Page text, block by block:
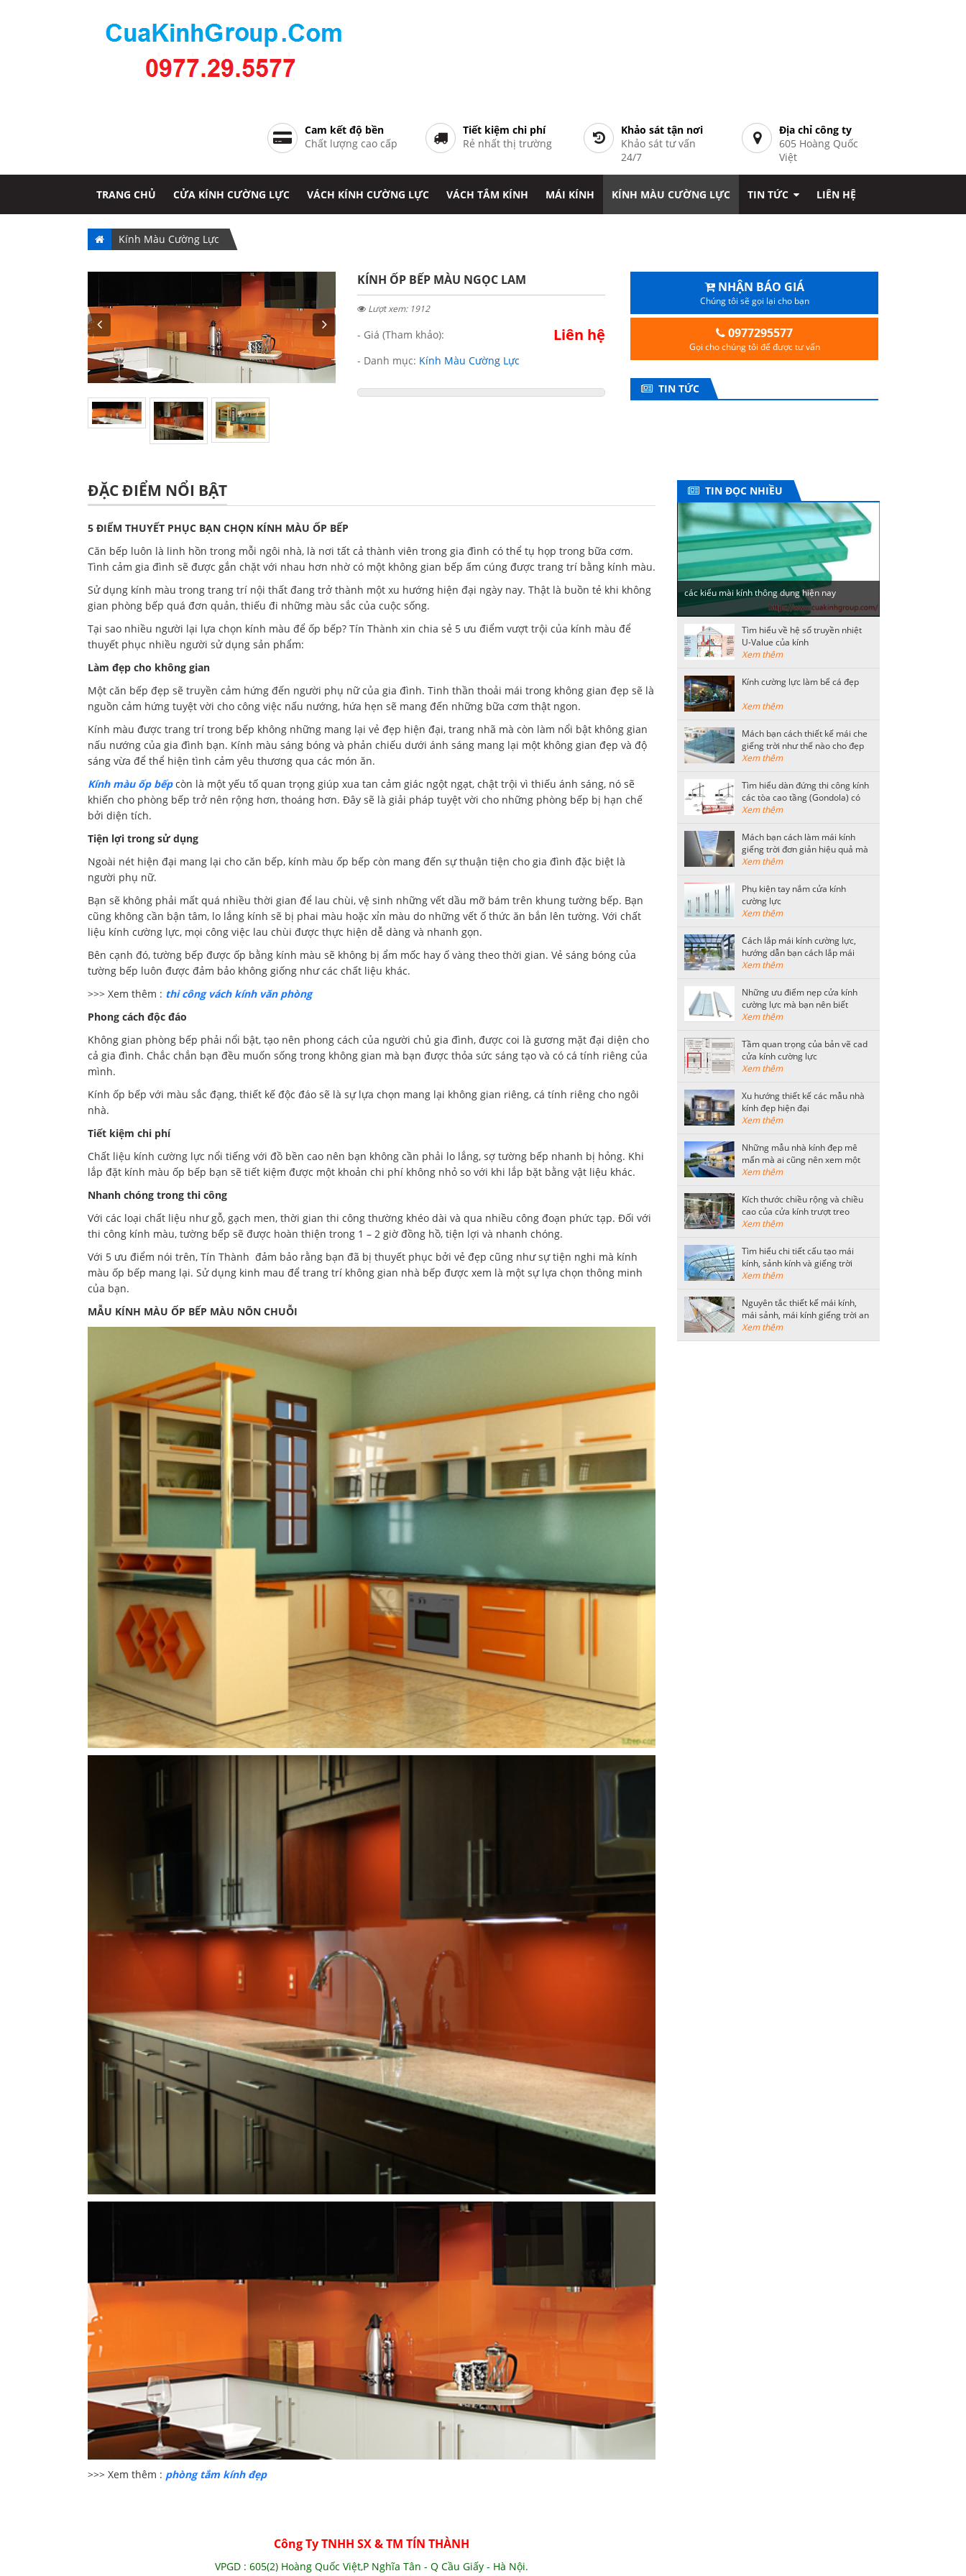
Cam kết độ bền
Chất lượng cao cấp
Tiết kiệm chi phí
Rẻ nhất thị trường
Khảo sát tận nơi
Khảo sát tư vấn
24/7
Địa chỉ công ty
605 Hoàng Quốc
Việt
TRANG CHỦ CỬA KÍNH CƯỜNG LỰC VÁCH KÍNH CƯỜNG LỰC VÁCH TẮM KÍNH MÁI KÍNH KÍNH MÀU CƯỜNG LỰC TIN TỨC LIÊN HỆ
Kính Màu Cường Lực
KÍNH ỐP BẾP MÀU NGỌC LAM
Lượt xem: 1912
- Giá (Tham khảo): Liên hệ
- Danh mục: Kính Màu Cường Lực
NHẬN BÁO GIÁ
Chúng tôi sẽ gọi lại cho bạn
0977295577
Gọi cho chúng tôi để được tư vấn
TIN TỨC
ĐẶC ĐIỂM NỔI BẬT
5 ĐIỂM THUYẾT PHỤC BẠN CHỌN KÍNH MÀU ỐP BẾP
Căn bếp luôn là linh hồn trong mỗi ngôi nhà, là nơi tất cả thành viên trong gia đình có thể tụ họp trong bữa cơm.
Tình cảm gia đình sẽ được gắn chặt với nhau hơn nhờ có một không gian bếp ấm cúng được trang trí bằng kính màu.
Sử dụng kính màu trong trang trí nội thất đang trở thành một xu hướng hiện đại ngày nay. Thật là buồn tẻ khi không
gian phòng bếp quá đơn quản, thiếu đi những màu sắc của cuộc sống.
Tại sao nhiều người lại lựa chọn kính màu để ốp bếp? Tín Thành xin chia sẻ 5 ưu điểm vượt trội của kính màu để
thuyết phục nhiều người sử dụng sản phẩm:
Làm đẹp cho không gian
Một căn bếp đẹp sẽ truyền cảm hứng đến người phụ nữ của gia đình. Tinh thần thoải mái trong không gian đẹp sẽ là
nguồn cảm hứng tuyệt vời cho công việc nấu nướng, hứa hẹn sẽ mang đến những bữa cơm thật ngon.
Kính màu được trang trí trong bếp không những mang lại vẻ đẹp hiện đại, trang nhã mà còn làm nổi bật không gian
nấu nướng của gia đình bạn. Kính màu sáng bóng và phản chiếu dưới ánh sáng mang lại một không gian đẹp và độ
sáng vừa để thể hiện tình cảm yêu thương qua các món ăn.
Kính màu ốp bếpcòn là một yếu tố quan trọng giúp xua tan cảm giác ngột ngạt, chật trội vì thiếu ánh sáng, nó sẽ
khiến cho phòng bếp trở nên rộng hơn, thoáng hơn. Đây sẽ là giải pháp tuyệt vời cho những phòng bếp bị hạn chế
bởi diện tích.
Tiện lợi trong sử dụng
Ngoài nét hiện đại mang lại cho căn bếp, kính màu ốp bếp còn mang đến sự thuận tiện cho gia đình đặc biệt là
người phụ nữ.
Bạn sẽ không phải mất quá nhiều thời gian để lau chùi, vệ sinh những vết dầu mỡ bám trên khung tường bếp. Bạn
cũng không cần bận tâm, lo lắng kính sẽ bị phai màu hoặc xỉn màu do những vết ố thức ăn bắn lên tường. Với chất
liệu kính cường lực, mọi công việc lau chùi được thực hiện dễ dàng và nhanh gọn.
Bên cạnh đó, tường bếp được ốp bằng kính màu sẽ không bị ẩm mốc hay ố vàng theo thời gian. Vẻ sáng bóng của
tường bếp luôn được đảm bảo không giống như các chất liệu khác.
>>> Xem thêm : thi công vách kính văn phòng
Phong cách độc đáo
Không gian phòng bếp phải nổi bật, tạo nên phong cách của người chủ gia đình, được coi là gương mặt đại diện cho
cả gia đình. Chắc chắn bạn đều muốn sống trong không gian mà bạn được thỏa sức sáng tạo và có cá tính riêng của
mình.
Kính ốp bếp với màu sắc đạng, thiết kế độc đáo sẽ là sự lựa chọn mang lại không gian riêng, cá tính riêng cho ngôi
nhà.
Tiết kiệm chi phí
Chất liệu kính cường lực nổi tiếng với đồ bền cao nên bạn không cần phải lo lắng, sợ tường bếp nhanh bị hỏng. Khi
lắp đặt kính màu ốp bếp bạn sẽ tiết kiệm được một khoản chi phí không nhỏ so với khi lắp bặt bằng vật liệu khác.
Nhanh chóng trong thi công
Với các loại chất liệu như gỗ, gạch men, thời gian thi công thường khéo dài và qua nhiều công đoạn phức tạp. Đối với
thi công kính màu, tường bếp sẽ được hoàn thiện trong 1 – 2 giờ đồng hồ, tiện lợi và nhanh chóng.
Với 5 ưu điểm nói trên, Tín Thành đảm bảo rằng bạn đã bị thuyết phục bởi vẻ đẹp cũng như sự tiện nghi mà kính
màu ốp bếp mang lại. Sử dụng kinh mau để trang trí không gian nhà bếp được xem là một sự lựa chọn thông minh
của bạn.
MẪU KÍNH MÀU ỐP BẾP MÀU NÕN CHUỖI
>>> Xem thêm : phòng tắm kính đẹp
Công Ty TNHH SX & TM TÍN THÀNH
VPGD : 605(2) Hoàng Quốc Việt,P Nghĩa Tân - Q Cầu Giấy - Hà Nội.
TIN ĐỌC NHIỀU
các kiểu mài kính thông dụng hiện nay
Tìm hiểu về hệ số truyền nhiệt
U-Value của kính
Xem thêm
Kính cường lực làm bể cá đẹp
Xem thêm
Mách bạn cách thiết kế mái che
giếng trời như thế nào cho đẹp
Xem thêm
Tìm hiểu dàn đứng thi công kính
các tòa cao tầng (Gondola) có
kết cấu như thế nào?
Xem thêm
Mách bạn cách làm mái kính
giếng trời đơn giản hiệu quả mà
tiết kiệm nhất
Xem thêm
Phụ kiện tay nắm cửa kính
cường lực
Xem thêm
Cách lắp mái kính cường lực,
hướng dẫn bạn cách lắp mái
kính an toàn
Xem thêm
Những ưu điểm nẹp cửa kính
cường lực mà bạn nên biết
Xem thêm
Tầm quan trọng của bản vẽ cad
cửa kính cường lực
Xem thêm
Xu hướng thiết kế các mẫu nhà
kính đẹp hiện đại
Xem thêm
Những mẫu nhà kính đẹp mê
mẩn mà ai cũng nên xem một
lần
Xem thêm
Kích thước chiều rộng và chiều
cao của cửa kính trượt treo
thông dụng
Xem thêm
Tìm hiểu chi tiết cấu tạo mái
kính, sảnh kính và giếng trời
bằng kính cường lực
Xem thêm
Nguyên tắc thiết kế mái kính,
mái sảnh, mái kính giếng trời an
toàn
Xem thêm